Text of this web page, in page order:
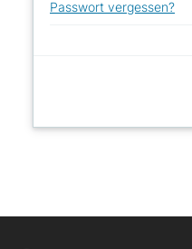
Passwort vergessen?